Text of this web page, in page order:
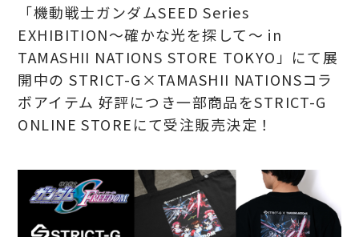
「機動戦士ガンダムSEED Series
EXHIBITION～確かな光を探して～ in
TAMASHII NATIONS STORE TOKYO」にて展
開中の STRICT-G×TAMASHII NATIONSコラ
ボアイテム 好評につき一部商品をSTRICT-G
ONLINE STOREにて受注販売決定！